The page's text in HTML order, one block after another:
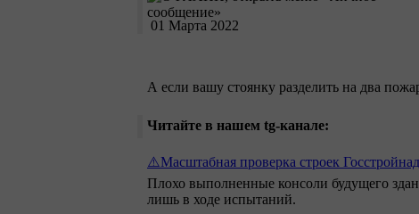
01 Марта 2022
А если вашу стоянку разделить на два
Читайте в нашем tg-канале:
⚠️Масштабная проверка строек
Плохо выполненные консоли будущего
лишь в ходе испытаний.